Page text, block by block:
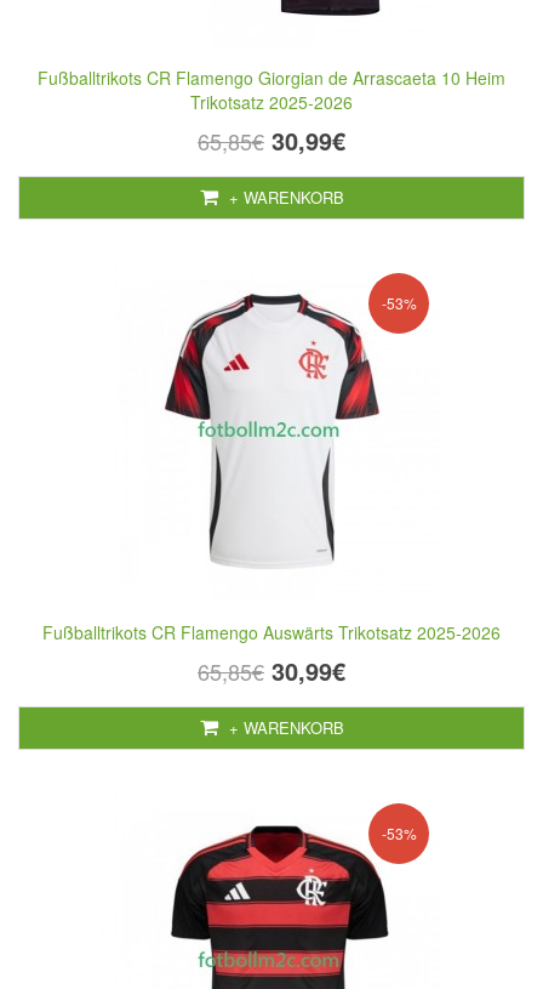
Fußballtrikots CR Flamengo Giorgian de Arrascaeta 10 Heim
Trikotsatz 2025-2026
65,85€ 30,99€
+ WARENKORB
-53%
Fußballtrikots CR Flamengo Auswärts Trikotsatz 2025-2026
65,85€ 30,99€
+ WARENKORB
-53%